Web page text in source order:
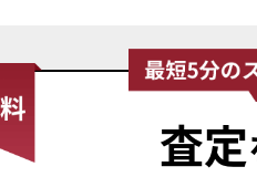
査定